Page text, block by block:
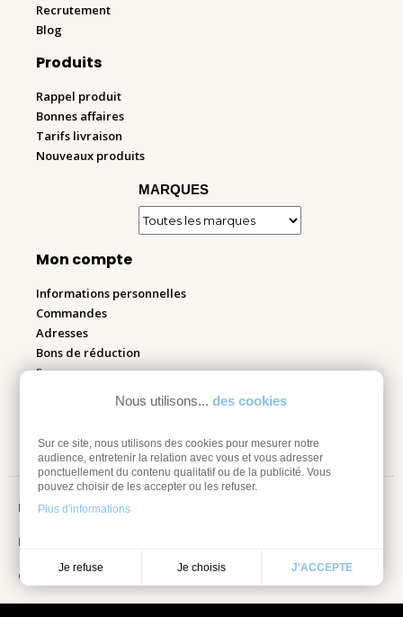
Nous utilisons... des cookies
Sur ce site, nous utilisons des cookies pour mesurer notre
audience, entretenir la relation avec vous et vous adresser
ponctuellement du contenu qualitatif ou de la publicité. Vous
pouvez choisir de les accepter ou les refuser.
Plus d'informations
Je refuse Je choisis J'ACCEPTE
Recrutement
Blog
Produits
Rappel produit
Bonnes affaires
Tarifs livraison
Nouveaux produits
MARQUES
Mon compte
Informations personnelles
Commandes
Adresses
Bons de réduction
Espace pro
Mentions légales
Information sur les cookies
Conditions Générales de vente